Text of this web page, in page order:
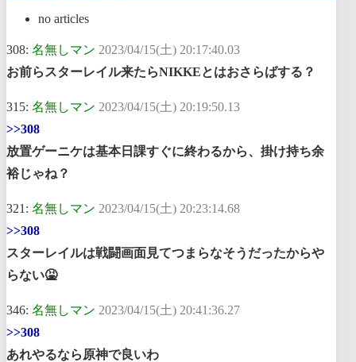
no articles
308: 名無しマン 2023/04/15(土) 20:17:40.03
お前らスターレイル来たらNIKKEとはおさらばする？
315: 名無しマン 2023/04/15(土) 20:19:50.13
>>308
放置ゲーニケは基本日課すぐに終わるから、掛け持ち余
裕じゃね？
321: 名無しマン 2023/04/15(土) 20:23:14.68
>>308
スターレイルは戦闘画面見てつまらなそうだったからや
らない🤮
346: 名無しマン 2023/04/15(土) 20:41:36.27
>>308
あれやるなら原神で良いわ